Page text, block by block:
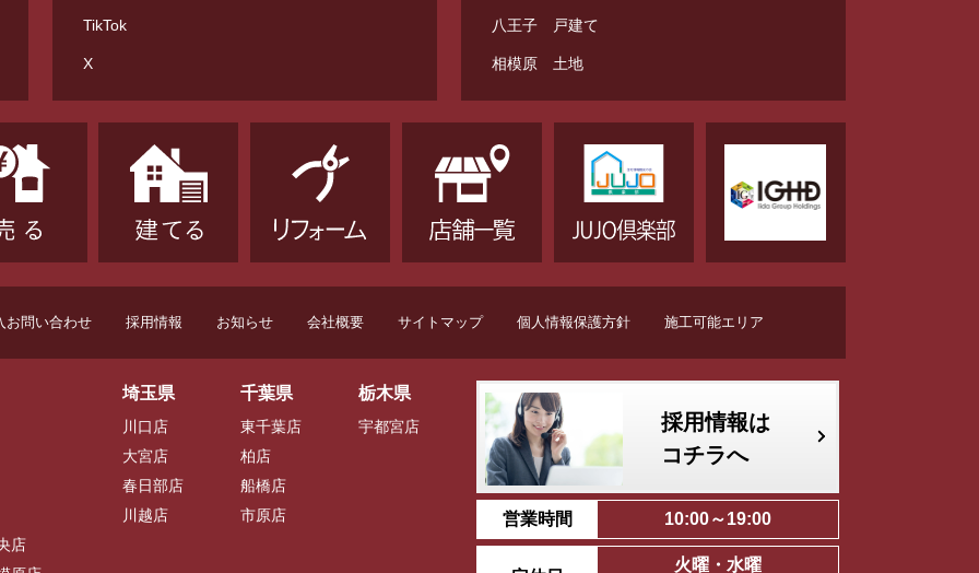
TikTok
X
八王子 戸建て
相模原 土地
お問い合わせ 採用情報 お知らせ 会社概要 サイトマップ 個人情報保護方針 施工可能エリア
店
埼玉県
川口店
大宮店
春日部店
川越店
千葉県
東千葉店
柏店
船橋店
市原店
栃木県
宇都宮店
採用情報は
コチラへ
営業時間 10:00～19:00
火曜・水曜